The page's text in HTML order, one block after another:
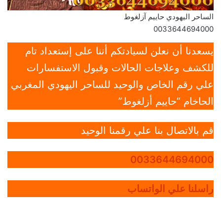
الساحر اليهودي حاييم آزلغوط
0033644694000
يسعدنا أن نعلن لسيادتكم أننا على إستعداد تام
للكشف وعلاجات الحالات وقبول الاستفسارات
علي رقم الخاص والوحيد للساحر اليهودي المغربي
الحاخام “حاييم أزلغوط”
قم بالاتصال بنا علي رقمنا الوحيد
0033644694000
راسلنا علي الواتساب